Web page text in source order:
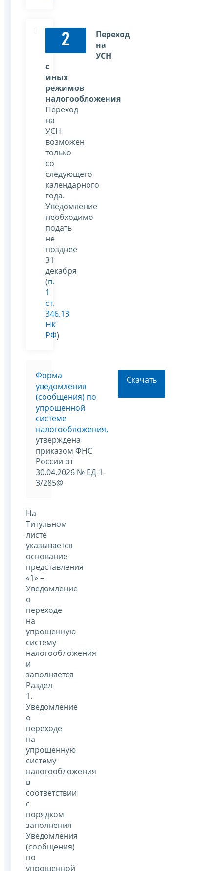
2
Переход
на
УСН
с
иных
режимов
налогообложения
Переход
на
УСН
возможен
только
со
следующего
календарного
года.
Уведомление
необходимо
подать
не
позднее
31
декабря
(п.
1
ст.
346.13
НК
РФ)
Форма
уведомления
(сообщения) по
упрощенной
системе
налогообложения,
утверждена
приказом ФНС
России от
30.04.2026 № ЕД-1-
3/285@
Скачать
На
Титульном
листе
указывается
основание
представления
«1» –
Уведомление
о
переходе
на
упрощенную
систему
налогообложения
и
заполняется
Раздел
1.
Уведомление
о
переходе
на
упрощенную
систему
налогообложения
в
соответствии
с
порядком
заполнения
Уведомления
(сообщения)
по
упрощенной